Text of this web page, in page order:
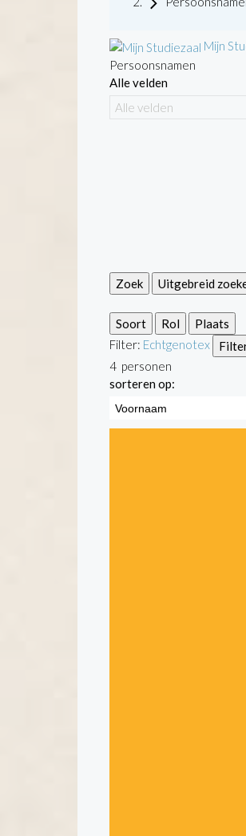
Mijn
Persoonsnamen
Alle velden
Zoek Uitgebreid
Soort Rol
Plaats
Filter: Echtgenotex
4 personen
sorteren op: